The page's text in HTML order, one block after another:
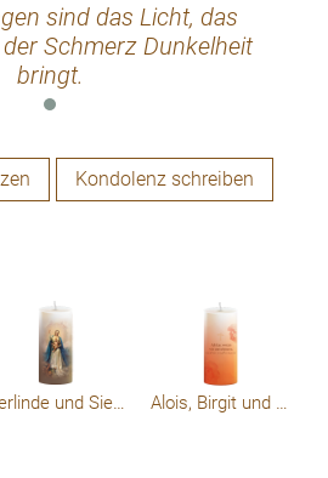
sind das Licht, das
Schmerz Dunkelheit
bringt.
Kondolenz schreiben
Gerlinde und Siegfried Gnadenberger Alois, Birgit und Jan